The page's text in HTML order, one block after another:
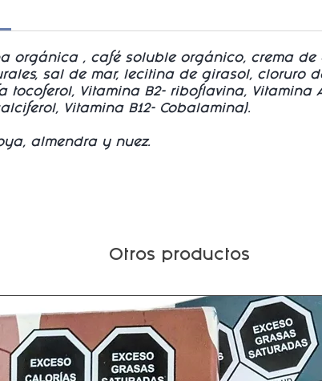
orgánica , café soluble orgánico, crema
sal de mar, lecitina de girasol, cloruro
tocoferol, Vitamina B2- riboflavina, Vitamina
Vitamina B12- Cobalamina).
almendra y nuez.
Otros productos